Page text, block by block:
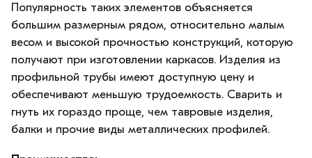
Популярность таких элементов объясняется
большим размерным рядом, относительно малым
весом и высокой прочностью конструкций, которую
получают при изготовлении каркасов. Изделия из
профильной трубы имеют доступную цену и
обеспечивают меньшую трудоемкость. Сварить и
гнуть их гораздо проще, чем тавровые изделия,
балки и прочие виды металлических профилей.